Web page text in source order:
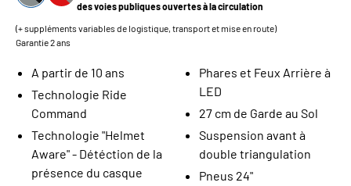
des voies publiques ouvertes à la circulation
(+ suppléments variables de logistique, transport et mise en route)
Garantie 2 ans
A partir de 10 ans
Technologie Ride
Command
Technologie "Helmet
Aware" - Détéction de la
présence du casque
Phares et Feux Arrière à
LED
27 cm de Garde au Sol
Suspension avant à
double triangulation
Pneus 24"